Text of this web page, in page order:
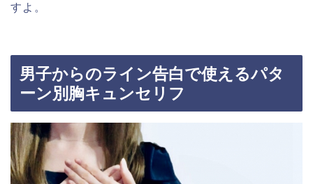
すよ。
男子からのライン告白で使えるパタ
ーン別胸キュンセリフ